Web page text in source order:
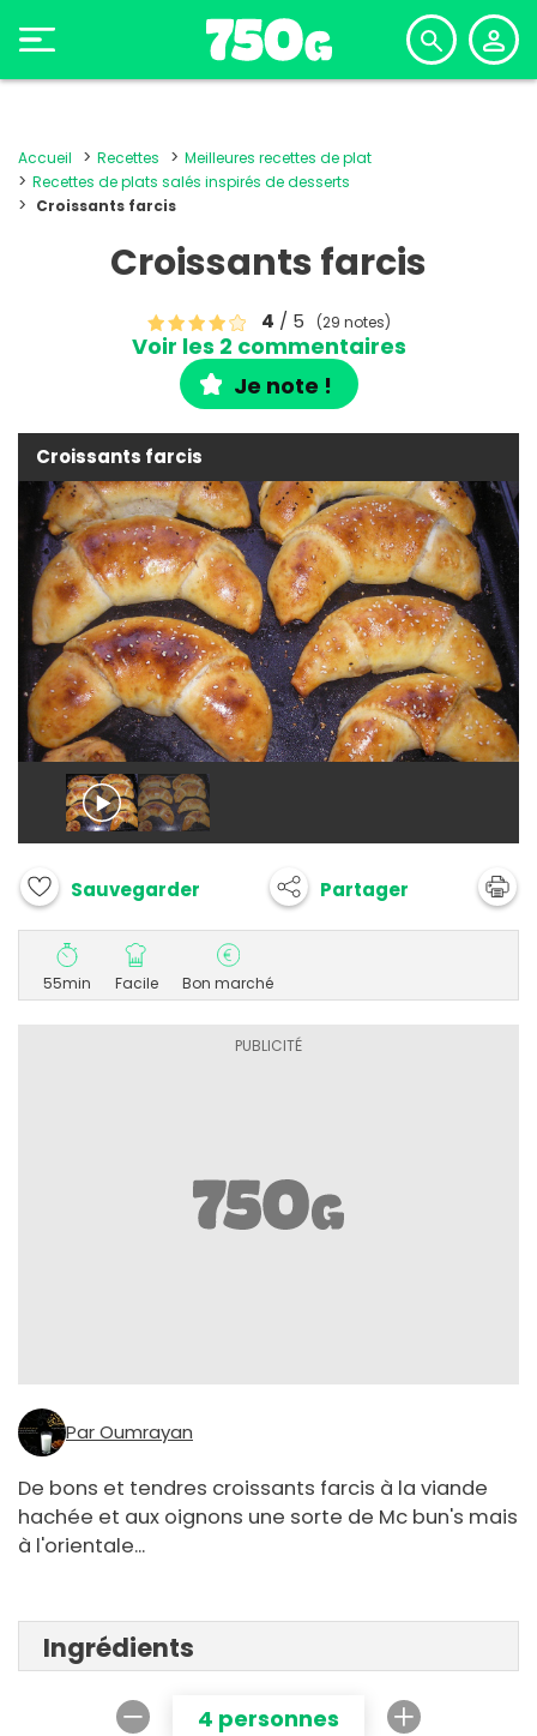
Accueil Recettes
Meilleures recettes de plat
Recettes de plats salés inspirés de desserts
Croissants farcis
Croissants farcis
4 / 5 (29 notes)
Voir les 2 commentaires
Je note !
Croissants farcis
Sauvegarder Partager
55min Facile Bon marché
Par Oumrayan
De bons et tendres croissants farcis à la viande
hachée et aux oignons une sorte de Mc bun's mais
à l'orientale...
Ingrédients
4 personnes